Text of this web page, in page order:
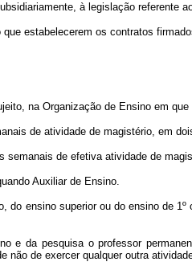
à legislação referente
que estabelecerem os contratos
na Organização de Ensino em
de atividade de magistério, em
semanais de efetiva atividade de
Auxiliar de Ensino.
do ensino superior ou do ensino de
e da pesquisa o professor
não de exercer qualquer outra